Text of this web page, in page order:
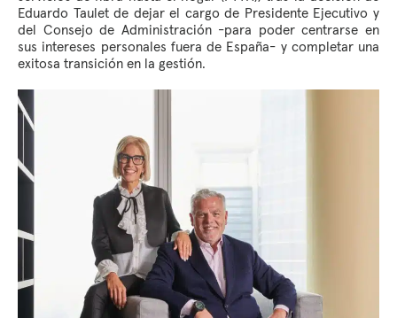
Eduardo Taulet de dejar el cargo de Presidente Ejecutivo y
del Consejo de Administración -para poder centrarse en
sus intereses personales fuera de España- y completar una
exitosa transición en la gestión.